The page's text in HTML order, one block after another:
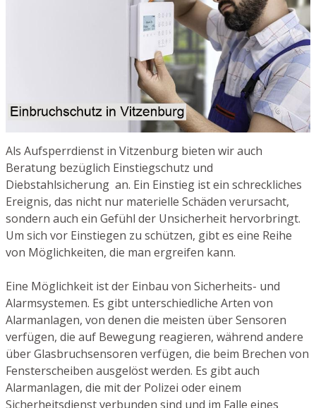
Als Aufsperrdienst in Vitzenburg bieten wir auch
Beratung bezüglich Einstiegschutz und
Diebstahlsicherung an. Ein Einstieg ist ein schreckliches
Ereignis, das nicht nur materielle Schäden verursacht,
sondern auch ein Gefühl der Unsicherheit hervorbringt.
Um sich vor Einstiegen zu schützen, gibt es eine Reihe
von Möglichkeiten, die man ergreifen kann.
Eine Möglichkeit ist der Einbau von Sicherheits- und
Alarmsystemen. Es gibt unterschiedliche Arten von
Alarmanlagen, von denen die meisten über Sensoren
verfügen, die auf Bewegung reagieren, während andere
über Glasbruchsensoren verfügen, die beim Brechen von
Fensterscheiben ausgelöst werden. Es gibt auch
Alarmanlagen, die mit der Polizei oder einem
Sicherheitsdienst verbunden sind und im Falle eines